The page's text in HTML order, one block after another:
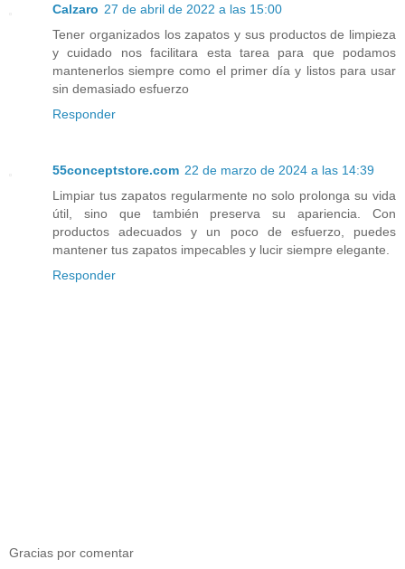
Calzaro 27 de abril de 2022 a las 15:00
Tener organizados los zapatos y sus productos de limpieza
y cuidado nos facilitara esta tarea para que podamos
mantenerlos siempre como el primer día y listos para usar
sin demasiado esfuerzo
Responder
55conceptstore.com 22 de marzo de 2024 a las 14:39
Limpiar tus zapatos regularmente no solo prolonga su vida
útil, sino que también preserva su apariencia. Con
productos adecuados y un poco de esfuerzo, puedes
mantener tus zapatos impecables y lucir siempre elegante.
Responder
Gracias por comentar